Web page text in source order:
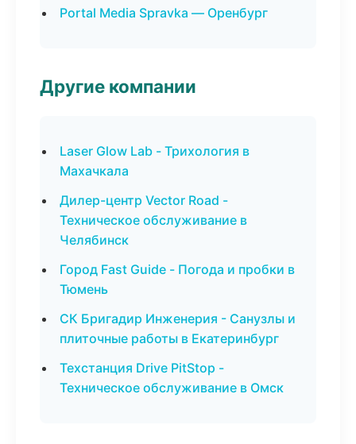
Portal Media Spravka — Оренбург
Другие компании
Laser Glow Lab - Трихология в
Махачкала
Дилер-центр Vector Road -
Техническое обслуживание в
Челябинск
Город Fast Guide - Погода и пробки в
Тюмень
СК Бригадир Инженерия - Санузлы и
плиточные работы в Екатеринбург
Техстанция Drive PitStop -
Техническое обслуживание в Омск